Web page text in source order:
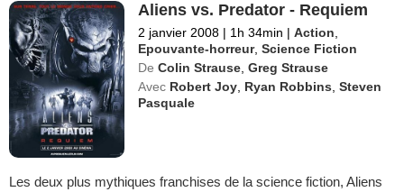
Aliens vs. Predator - Requiem
2 janvier 2008 | 1h 34min | Action
Epouvante-horreur,Science Fiction
De Colin Strause ,Greg Strause
Avec Robert Joy Ryan Robbins ,Steven
Pasquale
Les deux plus mythiques franchises de la science fiction, Aliens